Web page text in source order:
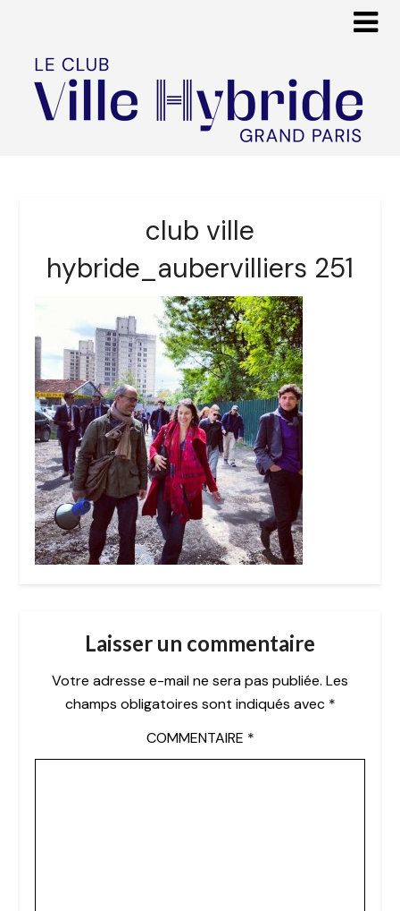
club ville
hybride_aubervilliers 251
Laisser un commentaire
Votre adresse e-mail ne sera pas publiée. Les
champs obligatoires sont indiqués avec *
COMMENTAIRE *